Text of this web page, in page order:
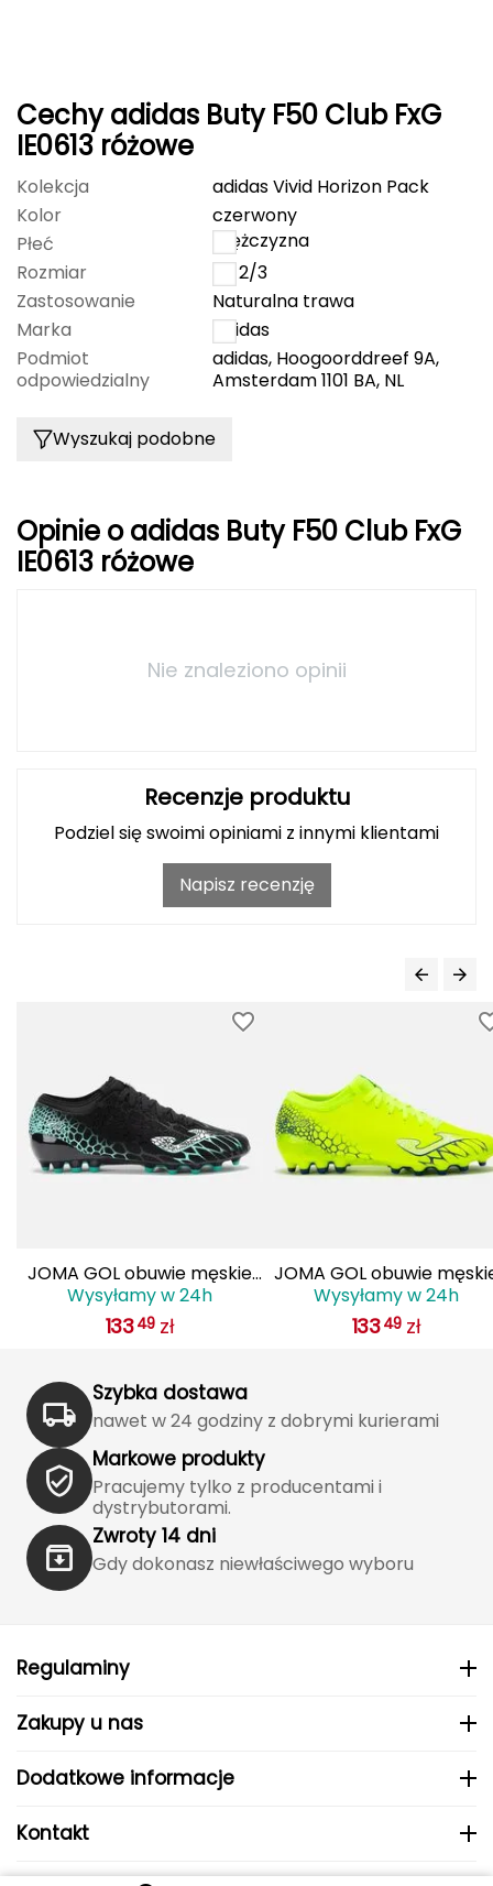
Grivel
Gumbies
H
HAGLÖFS
HMS
HMS PREMIUM
Hydrapak
K2
Kari Traa
Katadyn
Kavu
Kayland
Keen
Kohla
Cechy adidas Buty F50 Club FxG
IE0613 różowe
Kolekcja
adidas Vivid Horizon Pack
Kolor
czerwony
Płeć
mężczyzna
Rozmiar
42 2/3
Zastosowanie
Naturalna trawa
Marka
Adidas
Podmiot
odpowiedzialny
adidas, Hoogoorddreef 9A,
Amsterdam 1101 BA, NL
Wyszukaj podobne
Opinie o adidas Buty F50 Club FxG
IE0613 różowe
Nie znaleziono opinii
Recenzje produktu
Podziel się swoimi opiniami z innymi klientami
Napisz recenzję
JOMA GOL obuwie męskie
do piłki nożnej lanki
GOLS2501AG czarne
Wysyłamy w 24h
13349 zł
JOMA GOL obuwie
do piłki nożnej lanki
GOLS2509AG żółte
Wysyłamy w 24h
13349 zł
Szybka dostawa
nawet w 24 godziny z dobrymi kurierami
Markowe produkty
Pracujemy tylko z producentami i
dystrybutorami.
Zwroty 14 dni
Gdy dokonasz niewłaściwego wyboru
Regulaminy
Zakupy u nas
Dodatkowe informacje
Kontakt